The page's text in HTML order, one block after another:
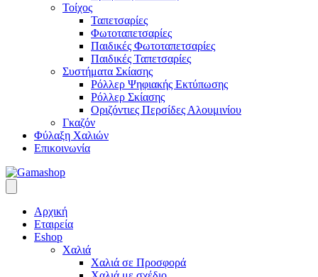
Τοίχος
Ταπετσαρίες
Φωτοταπετσαρίες
Παιδικές Φωτοταπετσαρίες
Παιδικές Ταπετσαρίες
Συστήματα Σκίασης
Ρόλλερ Ψηφιακής Εκτύπωσης
Ρόλλερ Σκίασης
Οριζόντιες Περσίδες Αλουμινίου
Γκαζόν
Φύλαξη Χαλιών
Επικοινωνία
Αρχική
Εταιρεία
Eshop
Χαλιά
Χαλιά σε Προσφορά